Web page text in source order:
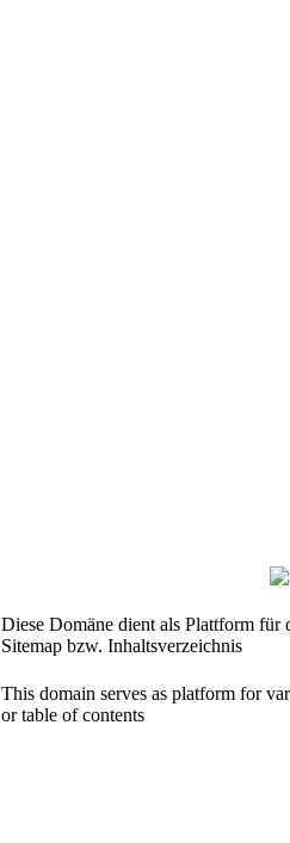
Diese Domäne dient als Plattform für
Sitemap bzw. Inhaltsverzeichnis
This domain serves as platform for
or table of contents